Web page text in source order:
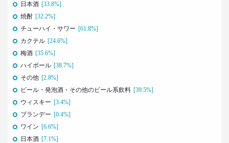
2022.02.21
グラドルに聞く＆調査に見る
–日経クロストレンド 連載㉒–
生活総研 上席研究員/コピーライター
前沢 裕文
2022.02.03
子ども思いの「40代おじさん」に送る
“ドミニカ流”子育て法
生活総研 上席研究員/コピーライター
前沢 裕文
日本酒 [33.8%]
焼酎 [32.2%]
チューハイ・サワー [61.8%]
カクテル [24.6%]
梅酒 [35.6%]
ハイボール [38.7%]
その他 [2.8%]
ビール・発泡酒・その他のビール系飲料 [39.5%]
ウィスキー [3.4%]
ブランデー [0.4%]
ワイン [6.6%]
日本酒 [7.1%]